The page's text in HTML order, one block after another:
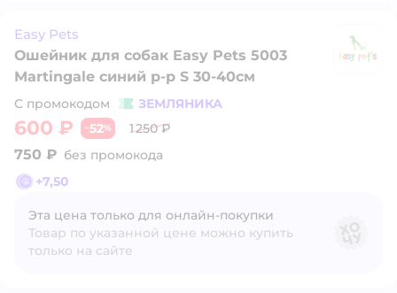
Easy Pets
Ошейник для собак Easy Pets 5003
Martingale синий р-р S 30-40см
С промокодом ЗЕМЛЯНИКА
600 ₽ −52% 1 250 ₽
750 ₽ без промокода
+7,50
Эта цена только для онлайн‑покупки
Товар по указанной цене можно купить
только на сайте